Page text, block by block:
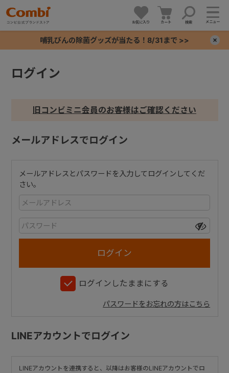
お気に入り カート 検索 メニュー
哺乳びんの除菌グッズが当たる！8/31まで >>
ログイン
旧コンビミニ会員のお客様はご確認ください
メールアドレスでログイン
メールアドレスとパスワードを入力してログインしてくだ
さい。
ログインしたままにする
パスワードをお忘れの方はこちら
LINEアカウントでログイン
LINEアカウントを連携すると、以降はお客様のLINEアカウントでロ